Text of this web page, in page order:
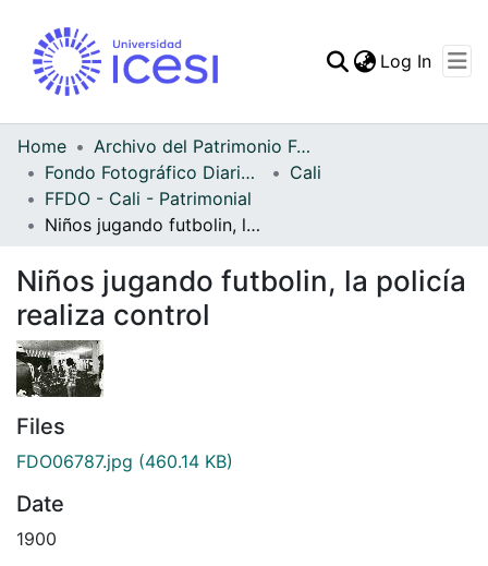
Statistics
Log In
Home
Archivo del Patrimonio Fotográfico y Fílmico del Valle del Cauca
Fondo Fotográfico Diario Occidente
Cali
FFDO - Cali - Patrimonial
Niños jugando futbolin, la policía realiza control
Niños jugando futbolin, la policía
realiza control
Files
FDO06787.jpg (460.14 KB)
Date
1900